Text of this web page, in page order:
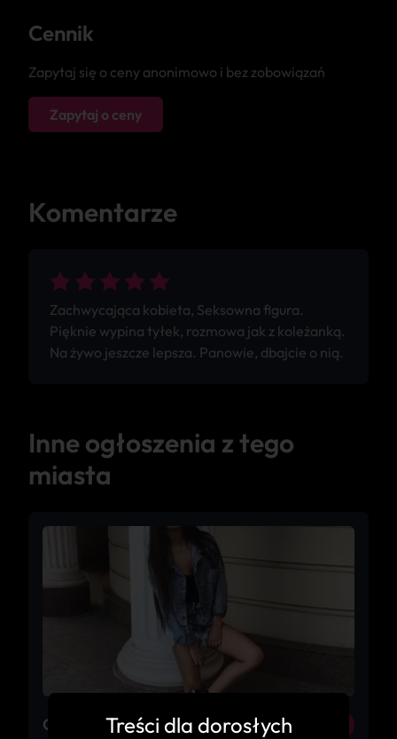
Cennik
Zapytaj się o ceny anonimowo i bez zobowiązań
Zapytaj o ceny
Komentarze
Zachwycająca kobieta, Seksowna figura.
Pięknie wypina tyłek, rozmowa jak z koleżanką.
Na żywo jeszcze lepsza. Panowie, dbajcie o nią.
Inne ogłoszenia z tego
miasta
GabrielleTreści dla dorosłych